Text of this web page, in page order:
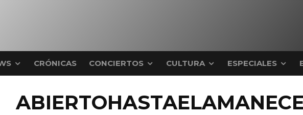
CRÓNICAS CONCIERTOS CULTURA ESPECIALES